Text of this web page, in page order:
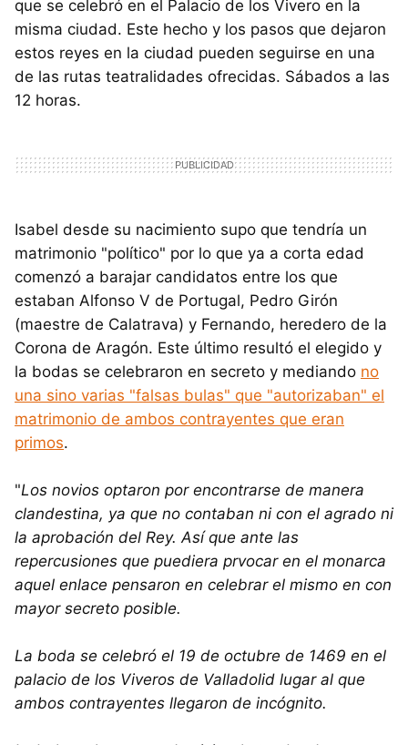
que se celebró en el Palacio de los Vivero en la
misma ciudad. Este hecho y los pasos que dejaron
estos reyes en la ciudad pueden seguirse en una
de las rutas teatralidades ofrecidas. Sábados a las
12 horas.
Isabel desde su nacimiento supo que tendría un
matrimonio "político" por lo que ya a corta edad
comenzó a barajar candidatos entre los que
estaban Alfonso V de Portugal, Pedro Girón
(maestre de Calatrava) y Fernando, heredero de la
Corona de Aragón. Este último resultó el elegido y
la bodas se celebraron en secreto y mediando no
una sino varias "falsas bulas" que "autorizaban" el
matrimonio de ambos contrayentes que eran
primos.
"Los novios optaron por encontrarse de manera
clandestina, ya que no contaban ni con el agrado ni
la aprobación del Rey. Así que ante las
repercusiones que puediera prvocar en el monarca
aquel enlace pensaron en celebrar el mismo en con
mayor secreto posible.
La boda se celebró el 19 de octubre de 1469 en el
palacio de los Viveros de Valladolid lugar al que
ambos contrayentes llegaron de incógnito.